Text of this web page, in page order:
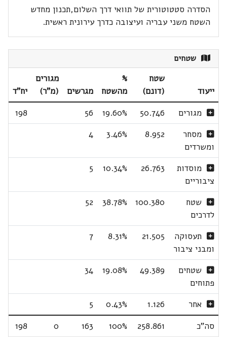
הסדרה סטטוטורית של תוואי דרך השלום,תכנון מחדש
השטח משני עבריה ועיצובה כדרך עירונית ראשית.
שטחים
ייעוד
שטח
(דונם)
%
מהשטח
מגרשים
מגורים
(מ"ר)
יח"ד
מגורים
50.746
19.60%
56
198
מסחר
ומשרדים
8.952
3.46%
4
מוסדות
ציבוריים
26.763
10.34%
5
שטח
לדרכים
100.380
38.78%
52
תעסוקה
ומבני ציבור
21.505
8.31%
7
שטחים
פתוחים
49.389
19.08%
34
אחר 1.126
0.43%
5
סה"כ
258.861
100%
163
0
198